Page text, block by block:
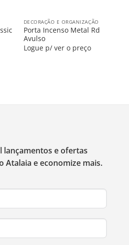
DECORAÇÃO E ORGANIZAÇÃO
Porta Incenso Metal Rd
Avulso
Logue p/ ver o preço
lançamentos e ofertas
Atalaia e economize mais.